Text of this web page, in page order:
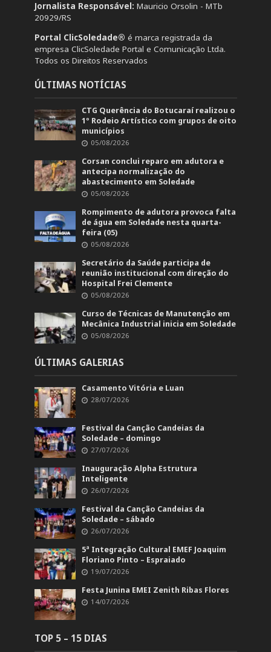
Jornalista Responsável: Mauricio Orsolin - MTb
20929/RS
Portal ClicSoledade® é marca registrada da
empresa ClicSoledade Portal e Comunicação Ltda.
Todos os Direitos Reservados
ÚLTIMAS NOTÍCIAS
CTG Querência do Botucaraí realizou o
1º Rodeio Artístico com grupos de oito
municípios
05/08/2026
Corsan conclui reparo em adutora e
antecipa normalização do
abastecimento em Soledade
05/08/2026
Rompimento de adutora provoca falta
de água em Soledade nesta quarta-
feira (05)
05/08/2026
Secretário da Saúde participa de
reunião institucional com direção do
Hospital Frei Clemente
05/08/2026
Curso de Técnicas de Manutenção em
Mecânica Industrial inicia em Soledade
05/08/2026
ÚLTIMAS GALERIAS
Casamento Vitória e Luan
28/07/2026
Festival da Canção Candeias da
Soledade – domingo
27/07/2026
Inauguração Alpha Estrutura
Inteligente
26/07/2026
Festival da Canção Candeias da
Soledade – sábado
26/07/2026
5ª Integração Cultural EMEF Joaquim
Floriano Pinto – Espraiado
19/07/2026
Festa Junina EMEI Zenith Ribas Flores
14/07/2026
TOP 5 – 15 DIAS